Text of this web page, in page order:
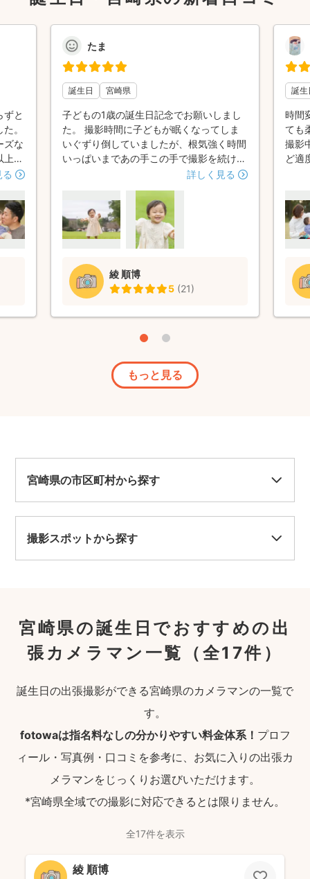
ずと
。
ズな
上の
しい
たま
誕生日 宮崎県
子どもの1歳の誕生日記念でお願いしまし
た。 撮影時間に子どもが眠くなってしま
いぐずり倒していましたが、根気強く時間
いっぱいまであの手この手で撮影を続けて
くださいました。 結果笑顔の写真もいく
したいです。
詳しく見る
綾 順博
5 (21)
誕生
時間
ても
撮影
ど適
も良
もっと見る
宮崎県の市区町村から探す
撮影スポットから探す
宮崎県の誕生日でおすすめの出
張カメラマン一覧
（全17件）
誕生日の出張撮影ができる宮崎県のカメラマンの一覧で
す。
fotowaは指名料なしの分かりやすい料金体系！ プロフ
ィール・写真例・口コミを参考に、お気に入りの出張カ
メラマンをじっくりお選びいただけます。
*宮崎県全域での撮影に対応できるとは限りません。
全17件を表示
綾 順博